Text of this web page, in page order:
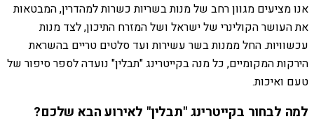
אנו מציעים מגוון רחב של מנות בשריות כשרות למהדרין, המבטאות
את העושר הקולינרי של ישראל ושל המזרח התיכון, לצד מנות
עכשוויות. החל ממנות בשר עשירות ועד סלטים טריים בהשראת
הירקות המקומיים, כל מנה בקייטרינג "תבלין" נועדה לספר סיפור של
טעם ואיכות.
למה לבחור בקייטרינג "תבלין" לאירוע הבא שלכם?